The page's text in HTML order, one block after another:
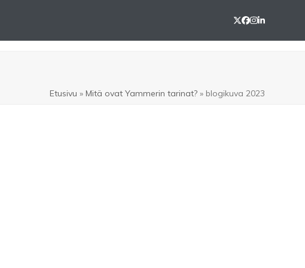
Twitter
Facebook
Instagram
LinkedIn
Etusivu » Mitä ovat Yammerin tarinat?» blogikuva 2023